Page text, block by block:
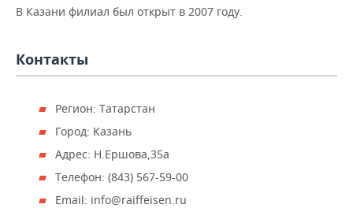
УСЛУГИ
МЕДИА
ТЕЛЕКОММУНИКАЦИИ
ВЫЕЗДНАЯ РЕДАКЦИЯ
БИЗНЕС-БРАНЧИ
ОТКРЫТАЯ ЛЕКЦИЯ
НОВОСТИ СПОРТА
ФУТБОЛ
БАСКЕТБОЛ
ВОЛЕЙБОЛ
КИБЕРСПОРТ
ОБЩЕСТВО
НОВОСТИ ОБЩЕСТВА
ИНФРАСТРУКТУРА
ИСТОРИЯ
КУЛЬТУРА
ФОТОГАЛЕРЕЯ
СПРАВОЧНИК
СПИСОК ПЕРСОН
СПИСОК КОМПАНИЙ
ПОЛНАЯ ВЕРСИЯ
В Казани филиал был открыт в 2007 году.
Контакты
Регион: Татарстан
Город: Казань
Адрес: Н.Ершова,35а
Телефон: (843) 567-59-00
Email: info@raiffeisen.ru